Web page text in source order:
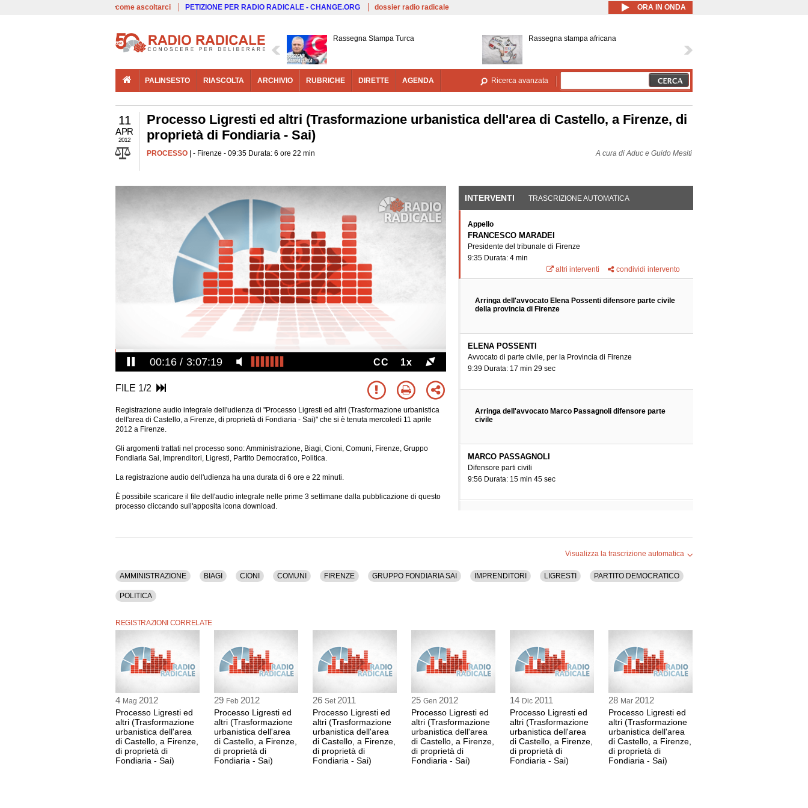
Salta al contenuto principale
come ascoltarci PETIZIONE PER RADIO RADICALE - CHANGE.ORG dossier radio radicale ORA IN ONDA
Rassegna Stampa Turca Rassegna stampa africana
PALINSESTO RIASCOLTA ARCHIVIO RUBRICHE DIRETTE AGENDA Ricerca avanzata
11
APR
2012
Processo Ligresti ed altri (Trasformazione urbanistica dell'area di Castello, a Firenze, di
proprietà di Fondiaria - Sai)
PROCESSO | - Firenze - 09:35 Durata: 6 ore 22 min A cura diAduc e Guido Mesiti
00:17 3:07:19 CC 1x
FILE 1/2
Registrazione audio integrale dell'udienza di "Processo Ligresti ed altri (Trasformazione urbanistica
dell'area di Castello, a Firenze, di proprietà di Fondiaria - Sai)" che si è tenuta mercoledì 11 aprile
2012 a Firenze.
Gli argomenti trattati nel processo sono: Amministrazione, Biagi, Cioni, Comuni, Firenze, Gruppo
Fondiaria Sai, Imprenditori, Ligresti, Partito Democratico, Politica.
La registrazione audio dell'udienza ha una durata di 6 ore e 22 minuti.
È possibile scaricare il file dell'audio integrale nelle prime 3 settimane dalla pubblicazione di questo
processo cliccando sull'apposita icona download.
INTERVENTI (SCHEDA ATTIVA)
TRASCRIZIONE AUTOMATICA
Appello
FRANCESCO MARADEI
Presidente del tribunale di Firenze
9:35 Durata: 4 min
altri interventi
condividi intervento
Arringa dell'avvocato Elena Possenti difensore parte civile
della provincia di Firenze
ELENA POSSENTI
Avvocato di parte civile, per la Provincia di Firenze
9:39 Durata: 17 min 29 sec
Arringa dell'avvocato Marco Passagnoli difensore parte
civile
MARCO PASSAGNOLI
Difensore parti civili
9:56 Durata: 15 min 45 sec
Avvocato difensore Fondiaria
10:12 Durata: 1 ora 12 min
11:24 Durata: 34 min 6 sec
PELLEGRINO
Avvocato difensore Fondiaria
Arringa dell'avvocato Giovanni Bellingardi difensore
Europrogetti
Visualizza la trascrizione automatica
AMMINISTRAZIONE BIAGI CIONI COMUNI FIRENZE GRUPPO FONDIARIA SAI IMPRENDITORI LIGRESTI PARTITO DEMOCRATICO
POLITICA
REGISTRAZIONI CORRELATE
4 Mag 2012
Processo Ligresti ed
altri (Trasformazione
urbanistica dell'area
di Castello, a Firenze,
di proprietà di
Fondiaria - Sai)
29 Feb 2012
Processo Ligresti ed
altri (Trasformazione
urbanistica dell'area
di Castello, a Firenze,
di proprietà di
Fondiaria - Sai)
26 Set 2011
Processo Ligresti ed
altri (Trasformazione
urbanistica dell'area
di Castello, a Firenze,
di proprietà di
Fondiaria - Sai)
25 Gen 2012
Processo Ligresti ed
altri (Trasformazione
urbanistica dell'area
di Castello, a Firenze,
di proprietà di
Fondiaria - Sai)
14 Dic 2011
Processo Ligresti ed
altri (Trasformazione
urbanistica dell'area
di Castello, a Firenze,
di proprietà di
Fondiaria - Sai)
28 Mar 2012
Processo Ligresti ed
altri (Trasformazione
urbanistica dell'area
di Castello, a Firenze,
di proprietà di
Fondiaria - Sai)